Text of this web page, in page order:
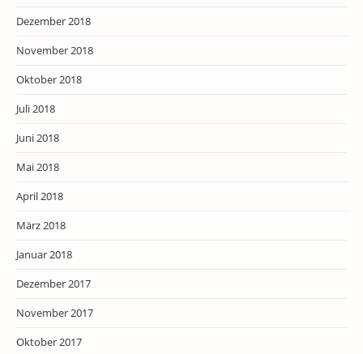
Dezember 2018
November 2018
Oktober 2018
Juli 2018
Juni 2018
Mai 2018
April 2018
März 2018
Januar 2018
Dezember 2017
November 2017
Oktober 2017